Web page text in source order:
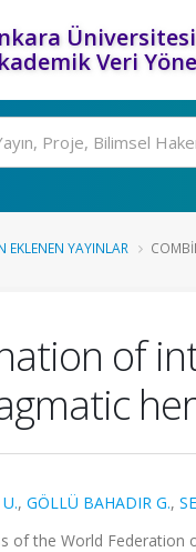
Üniversitesi
Veri
EKLENEN YAYINLAR
of
, GÖLLÜ BAHADIR G.,
of the World Federation